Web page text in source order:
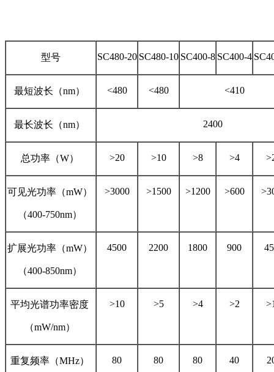
型号 SC480-20 SC480-10 SC400-8 SC400-4
最短波长（nm） <480 <480 <410
最长波长（nm） 2400
总功率（W） >20 >10 >8 >4
可见光功率（mW）
（400-750nm）
>3000 >1500 >1200 >600
扩展光功率（mW）
（400-850nm）
4500 2200 1800 900
平均光谱功率密度
（mW/nm）
>10 >5 >4 >2
重复频率（MHz） 80 80 80 40